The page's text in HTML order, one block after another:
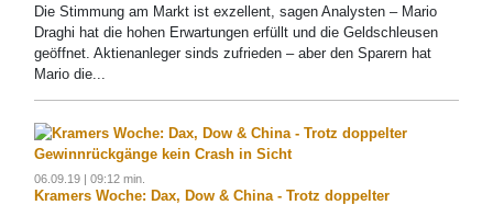
Die Stimmung am Markt ist exzellent, sagen Analysten – Mario
Draghi hat die hohen Erwartungen erfüllt und die Geldschleusen
geöffnet. Aktienanleger sinds zufrieden – aber den Sparern hat
Mario die...
06.09.19 | 09:12 min.
Kramers Woche: Dax, Dow & China - Trotz doppelter